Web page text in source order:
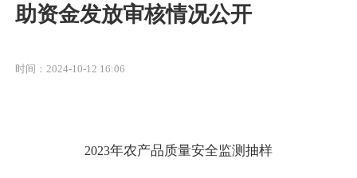
助资金发放审核情况公开
时间：2024-10-12 16:06
2023年农产品质量安全监测抽样